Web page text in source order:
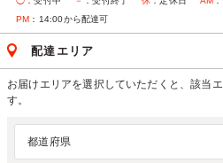
PM ：14:00から配達可
配達エリア
お届けエリアを選択していただくと、該当
す。